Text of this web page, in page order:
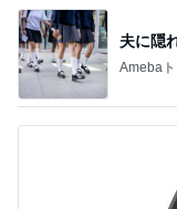
夫に隠
Ameba